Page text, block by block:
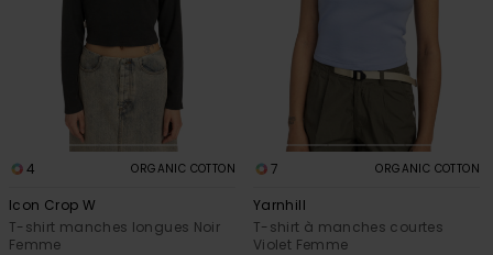
4 ORGANIC COTTON
Icon Crop W
T-shirt manches longues Noir
Femme
7 ORGANIC COTTON
Yarnhill
T-shirt à manches courtes
Violet Femme